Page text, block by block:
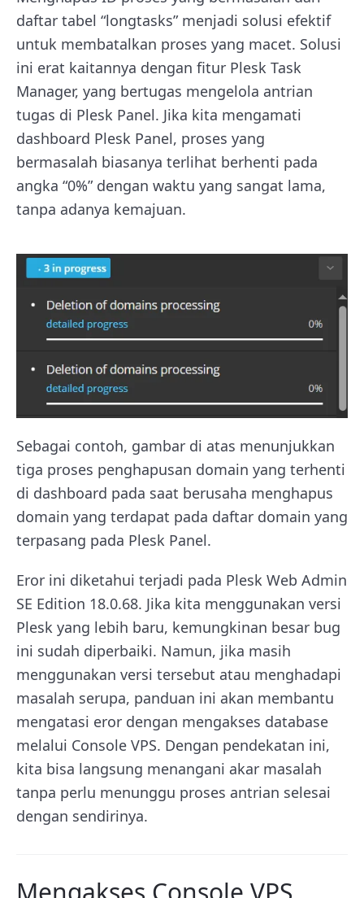
daftar tabel “longtasks” menjadi solusi efektif
untuk membatalkan proses yang macet. Solusi
ini erat kaitannya dengan fitur Plesk Task
Manager, yang bertugas mengelola antrian
tugas di Plesk Panel. Jika kita mengamati
dashboard Plesk Panel, proses yang
bermasalah biasanya terlihat berhenti pada
angka “0%” dengan waktu yang sangat lama,
tanpa adanya kemajuan.
Sebagai contoh, gambar di atas menunjukkan
tiga proses penghapusan domain yang terhenti
di dashboard pada saat berusaha menghapus
domain yang terdapat pada daftar domain yang
terpasang pada Plesk Panel.
Eror ini diketahui terjadi pada Plesk Web Admin
SE Edition 18.0.68. Jika kita menggunakan versi
Plesk yang lebih baru, kemungkinan besar bug
ini sudah diperbaiki. Namun, jika masih
menggunakan versi tersebut atau menghadapi
masalah serupa, panduan ini akan membantu
mengatasi eror dengan mengakses database
melalui Console VPS. Dengan pendekatan ini,
kita bisa langsung menangani akar masalah
tanpa perlu menunggu proses antrian selesai
dengan sendirinya.